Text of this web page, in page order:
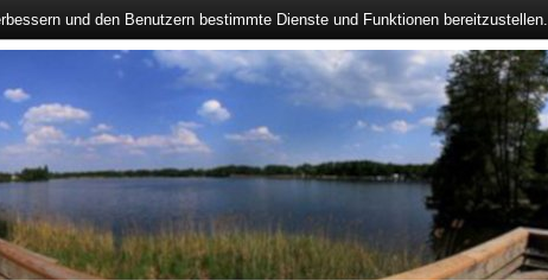
und den Benutzern bestimmte Dienste und Funktionen bereitzustellen.